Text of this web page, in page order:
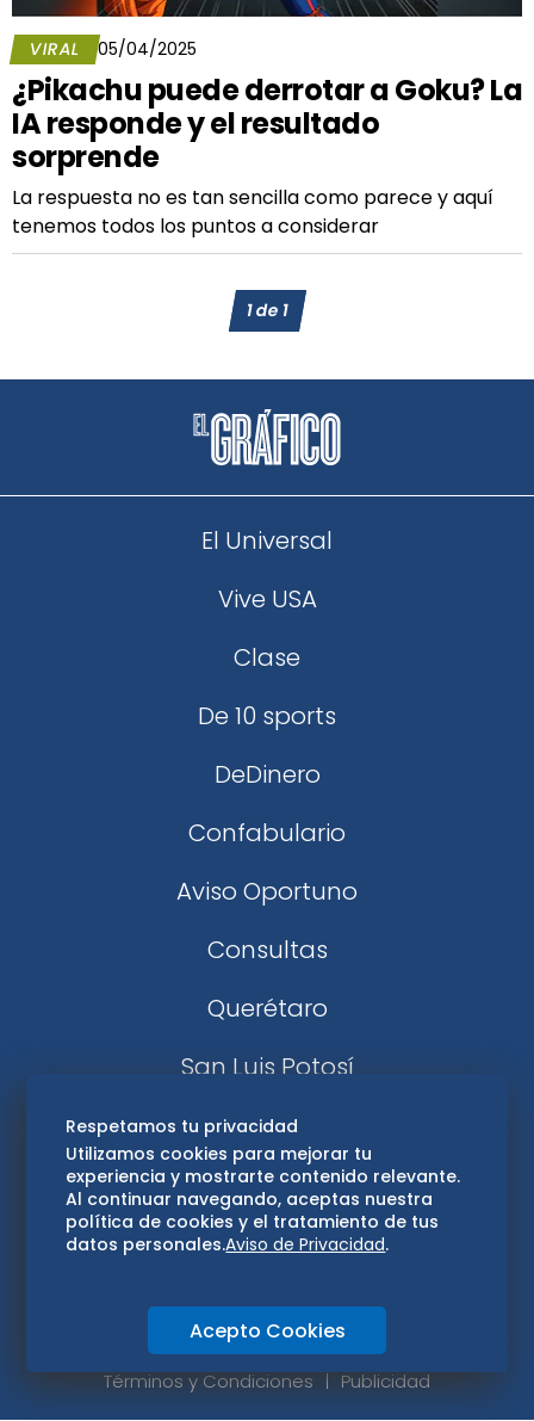
VIRAL 05/04/2025
¿Pikachu puede derrotar a Goku? La
IA responde y el resultado
sorprende
La respuesta no es tan sencilla como parece y aquí
tenemos todos los puntos a considerar
1de1
El Universal
Vive USA
Clase
De 10 sports
DeDinero
Confabulario
Aviso Oportuno
Consultas
Querétaro
San Luis Potosí
Edomex
Consultas
Hidalgo
Oaxaca
Aviso de privacidad
Directorio
Términos y Condiciones
Publicidad
Respetamos tu privacidad
Utilizamos cookies para mejorar tu
experiencia y mostrarte contenido relevante.
Al continuar navegando, aceptas nuestra
política de cookies y el tratamiento de tus
datos personales.Aviso de Privacidad.
Acepto Cookies